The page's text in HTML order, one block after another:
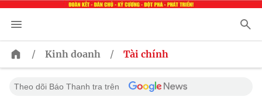
/ Kinh doanh / Tài chính
Theo dõi Báo Thanh tra trên